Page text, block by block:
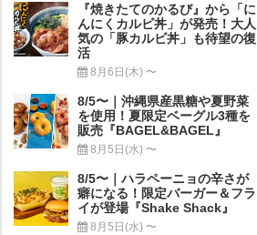
『焼きたてのかるび』から「に
んにくカルビ丼」が発売！大人
気の「豚カルビ丼」も待望の復
活
8月6日(木) 〜
8/5〜｜沖縄県産黒糖や夏野菜
を使用！夏限定ベーグル3種を
販売『BAGEL&BAGEL』
8月5日(水) 〜
8/5〜｜ハラペーニョの辛さが
癖になる！限定バーガー＆フラ
イが登場『Shake Shack』
8月5日(水) 〜